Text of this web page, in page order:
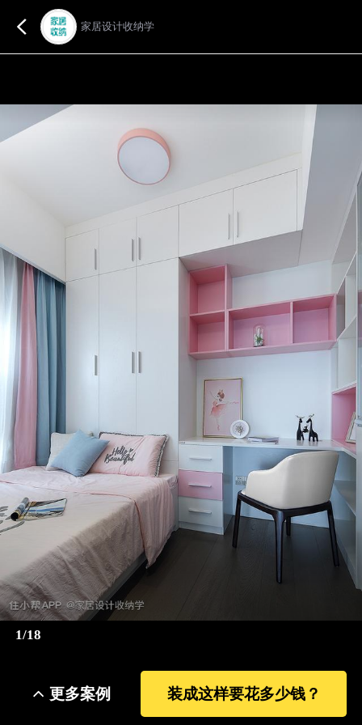
家居设计收纳学
1/18
更多案例 装成这样要花多少钱？